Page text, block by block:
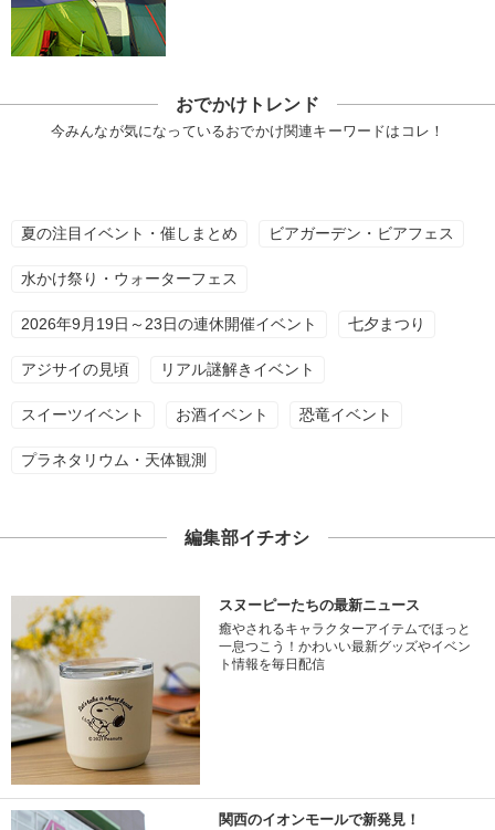
おでかけトレンド
今みんなが気になっているおでかけ関連キーワードはコレ！
夏の注目イベント・催しまとめ ビアガーデン・ビアフェス
水かけ祭り・ウォーターフェス
2026年9月19日～23日の連休開催イベント 七夕まつり
アジサイの見頃 リアル謎解きイベント
スイーツイベント お酒イベント 恐竜イベント
プラネタリウム・天体観測
編集部イチオシ
スヌーピーたちの最新ニュース
癒やされるキャラクターアイテムでほっと
一息つこう！かわいい最新グッズやイベン
ト情報を毎日配信
関西のイオンモールで新発見！